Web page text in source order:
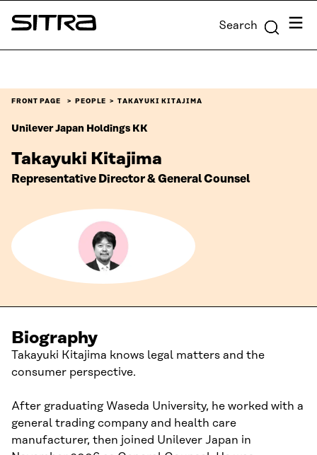
Skip to
content
Sitra Search Menu
FRONT PAGE PEOPLE TAKAYUKI KITAJIMA
Unilever Japan Holdings KK
Takayuki Kitajima
Representative Director & General Counsel
Biography
Takayuki Kitajima knows legal matters and the
consumer perspective.
After graduating Waseda University, he worked with a
general trading company and health care
manufacturer, then joined Unilever Japan in